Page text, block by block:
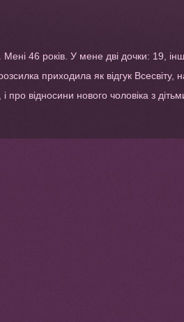
46 років. У мене дві дочки: 19,
приходила як відгук
про відносини нового чоловіка з